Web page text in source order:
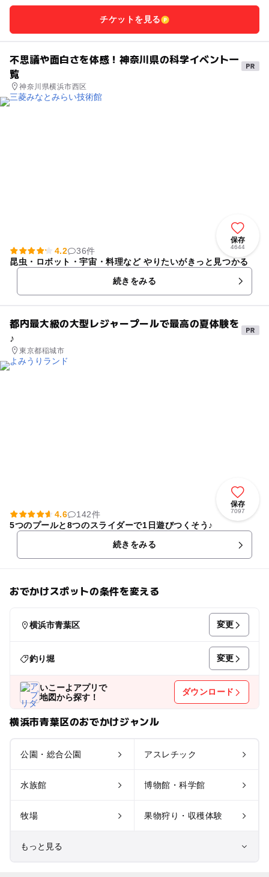
チケットを見る
不思議や面白さを体感！神奈川県の科学イベント一
覧
神奈川県横浜市西区
保存
4644
4.2
36件
昆虫・ロボット・宇宙・料理など やりたいがきっと見つかる
続きをみる
都内最大級の大型レジャープールで最高の夏体験を
♪
東京都稲城市
保存
7097
4.6
142件
5つのプールと8つのスライダーで1日遊びつくそう♪
続きをみる
おでかけスポットの条件を変える
横浜市青葉区 変更
釣り堀 変更
いこーよアプリで
地図から探す！
ダウンロード
横浜市青葉区のおでかけジャンル
公園・総合公園 アスレチック
水族館 博物館・科学館
牧場 果物狩り・収穫体験
もっと見る